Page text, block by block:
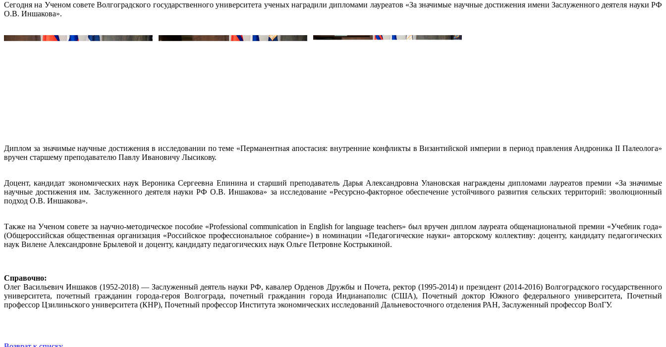
Сегодня на Ученом совете Волгоградского государственного университета ученых наградили дипломами лауреатов «За значимые научные достижения имени Заслуженного деятеля науки РФ
О.В. Иншакова».
Диплом за значимые научные достижения в исследовании по теме «Перманентная апостасия: внутренние конфликты в Византийской империи в период правления Андроника II Палеолога»
вручен старшему преподавателю Павлу Ивановичу Лысикову.
Доцент, кандидат экономических наук Вероника Сергеевна Епинина и старший преподаватель Дарья Александровна Улановская награждены дипломами лауреатов премии «За значимые
научные достижения им. Заслуженного деятеля науки РФ О.В. Иншакова» за исследование «Ресурсно-факторное обеспечение устойчивого развития сельских территорий: эволюционный
подход О.В. Иншакова».
Также на Ученом совете за научно-методическое пособие «Professional communication in English for language teachers» был вручен диплом лауреата общенациональной премии «Учебник года»
(Общероссийская общественная организация «Российское профессиональное собрание») в номинации «Педагогические науки» авторскому коллективу: доценту, кандидату педагогических
наук Вилене Александровне Брылевой и доценту, кандидату педагогических наук Ольге Петровне Кострыкиной.
Справочно:
Олег Васильевич Иншаков (1952-2018) — Заслуженный деятель науки РФ, кавалер Орденов Дружбы и Почета, ректор (1995-2014) и президент (2014-2016) Волгоградского государственного
университета, почетный гражданин города-героя Волгограда, почетный гражданин города Индианаполис (США), Почетный доктор Южного федерального университета, Почетный
профессор Цзилиньского университета (КНР), Почетный профессор Института экономических исследований Дальневосточного отделения РАН, Заслуженный профессор ВолГУ.